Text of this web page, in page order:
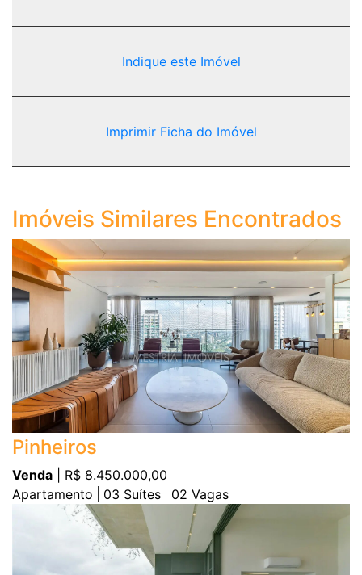
Indique este Imóvel
Imprimir Ficha do Imóvel
Imóveis Similares Encontrados
Pinheiros
Venda | R$ 8.450.000,00
Apartamento
03 Suítes 02 Vagas